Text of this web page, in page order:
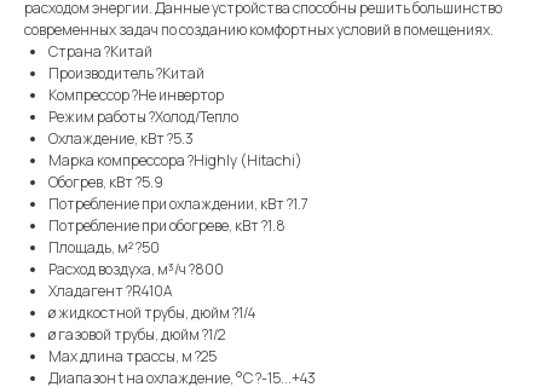
расходом энергии. Данные устройства способны решить большинство
современных задач по созданию комфортных условий в помещениях.
Страна ?Китай
Производитель ?Китай
Компрессор ?Не инвертор
Режим работы ?Холод/Тепло
Охлаждение, кВт ?5.3
Марка компрессора ?Highly (Hitachi)
Обогрев, кВт ?5.9
Потребление при охлаждении, кВт ?1.7
Потребление при обогреве, кВт ?1.8
Площадь, м² ?50
Расход воздуха, м³/ч ?800
Хладагент ?R410A
ø жидкостной трубы, дюйм ?1/4
ø газовой трубы, дюйм ?1/2
Max длина трассы, м ?25
Диапазон t на охлаждение, °С ?-15...+43